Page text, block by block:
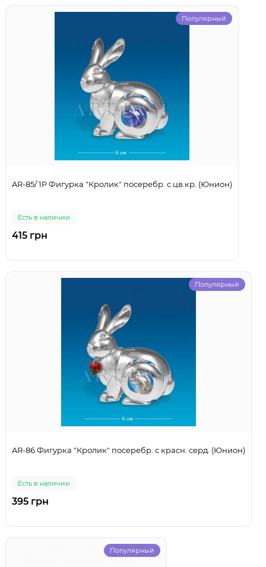
Популярный
AR-85/ 1P Фигурка "Кролик" посеребр. с цв.кр. (Юнион)
Есть в наличии
415 грн
Популярный
AR-86 Фигурка "Кролик" посеребр. с красн. серд. (Юнион)
Есть в наличии
395 грн
Популярный